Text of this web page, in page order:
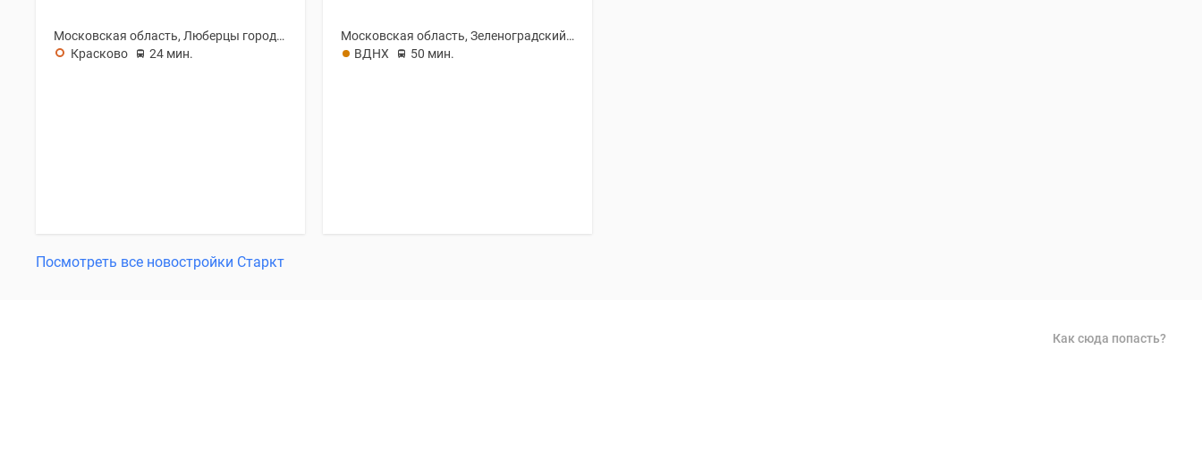
Московская область, Люберцы городской округ
Красково
24 мин.
Московская область, Зеленоградский Г/П
ВДНХ
50 мин.
Посмотреть все новостройки Старкт
Как сюда попасть?